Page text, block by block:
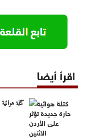
اقرأ أيضا
كتلة